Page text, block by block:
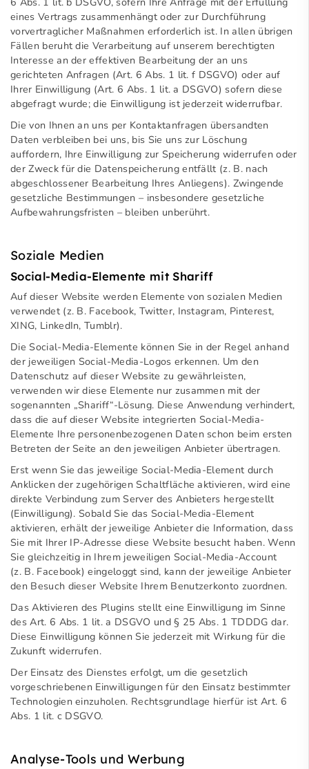
eines Vertrags zusammenhängt oder zur Durchführung
vorvertraglicher Maßnahmen erforderlich ist. In allen übrigen
Fällen beruht die Verarbeitung auf unserem berechtigten
Interesse an der effektiven Bearbeitung der an uns
gerichteten Anfragen (Art. 6 Abs. 1 lit. f DSGVO) oder auf
Ihrer Einwilligung (Art. 6 Abs. 1 lit. a DSGVO) sofern diese
abgefragt wurde; die Einwilligung ist jederzeit widerrufbar.
Die von Ihnen an uns per Kontaktanfragen übersandten
Daten verbleiben bei uns, bis Sie uns zur Löschung
auffordern, Ihre Einwilligung zur Speicherung widerrufen oder
der Zweck für die Datenspeicherung entfällt (z. B. nach
abgeschlossener Bearbeitung Ihres Anliegens). Zwingende
gesetzliche Bestimmungen – insbesondere gesetzliche
Aufbewahrungsfristen – bleiben unberührt.
Soziale Medien
Social-Media-Elemente mit Shariff
Auf dieser Website werden Elemente von sozialen Medien
verwendet (z. B. Facebook, Twitter, Instagram, Pinterest,
XING, LinkedIn, Tumblr).
Die Social-Media-Elemente können Sie in der Regel anhand
der jeweiligen Social-Media-Logos erkennen. Um den
Datenschutz auf dieser Website zu gewährleisten,
verwenden wir diese Elemente nur zusammen mit der
sogenannten „Shariff“-Lösung. Diese Anwendung verhindert,
dass die auf dieser Website integrierten Social-Media-
Elemente Ihre personenbezogenen Daten schon beim ersten
Betreten der Seite an den jeweiligen Anbieter übertragen.
Erst wenn Sie das jeweilige Social-Media-Element durch
Anklicken der zugehörigen Schaltfläche aktivieren, wird eine
direkte Verbindung zum Server des Anbieters hergestellt
(Einwilligung). Sobald Sie das Social-Media-Element
aktivieren, erhält der jeweilige Anbieter die Information, dass
Sie mit Ihrer IP-Adresse diese Website besucht haben. Wenn
Sie gleichzeitig in Ihrem jeweiligen Social-Media-Account
(z. B. Facebook) eingeloggt sind, kann der jeweilige Anbieter
den Besuch dieser Website Ihrem Benutzerkonto zuordnen.
Das Aktivieren des Plugins stellt eine Einwilligung im Sinne
des Art. 6 Abs. 1 lit. a DSGVO und § 25 Abs. 1 TDDDG dar.
Diese Einwilligung können Sie jederzeit mit Wirkung für die
Zukunft widerrufen.
Der Einsatz des Dienstes erfolgt, um die gesetzlich
vorgeschriebenen Einwilligungen für den Einsatz bestimmter
Technologien einzuholen. Rechtsgrundlage hierfür ist Art. 6
Abs. 1 lit. c DSGVO.
Analyse-Tools und Werbung